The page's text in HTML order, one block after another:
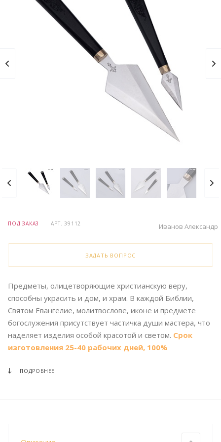
ПОД ЗАКАЗ АРТ.39112 Иванов Александр
ЗАДАТЬ ВОПРОС
Предметы, олицетворяющие христианскую веру,
способны украсить и дом, и храм. В каждой Библии,
Святом Евангелие, молитвослове, иконе и предмете
богослужения присутствует частичка души мастера, что
наделяет изделия особой красотой и светом. Срок
изготовления 25-40 рабочих дней, 100%
ПОДРОБНЕЕ